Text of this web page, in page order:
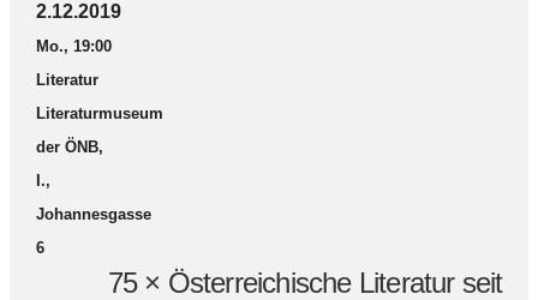
2.12.2019
Mo., 19:00
Literatur
Literaturmuseum
der ÖNB,
I.,
Johannesgasse
6
75 × Österreichische Literatur seit